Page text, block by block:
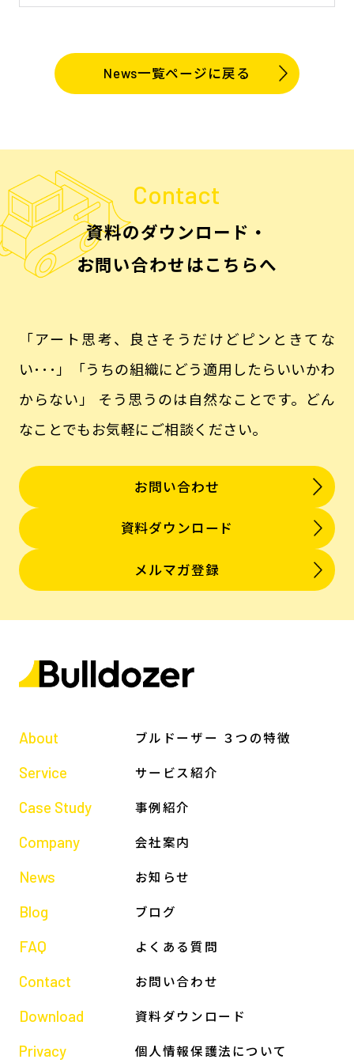
News一覧ページに戻る
Contact
資料のダウンロード・
お問い合わせはこちらへ
「アート思考、良さそうだけどピンときてな
い･･･」「うちの組織にどう適用したらいいかわ
からない」
そう思うのは自然なことです。どん
なことでもお気軽にご相談ください。
お問い合わせ
資料ダウンロード
メルマガ登録
About ブルドーザー ３つの特徴
Service サービス紹介
Case Study 事例紹介
Company 会社案内
News お知らせ
Blog ブログ
FAQ よくある質問
Contact お問い合わせ
Download 資料ダウンロード
Privacy 個人情報保護法について